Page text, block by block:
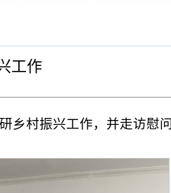
工作
乡村振兴工作，并走访慰